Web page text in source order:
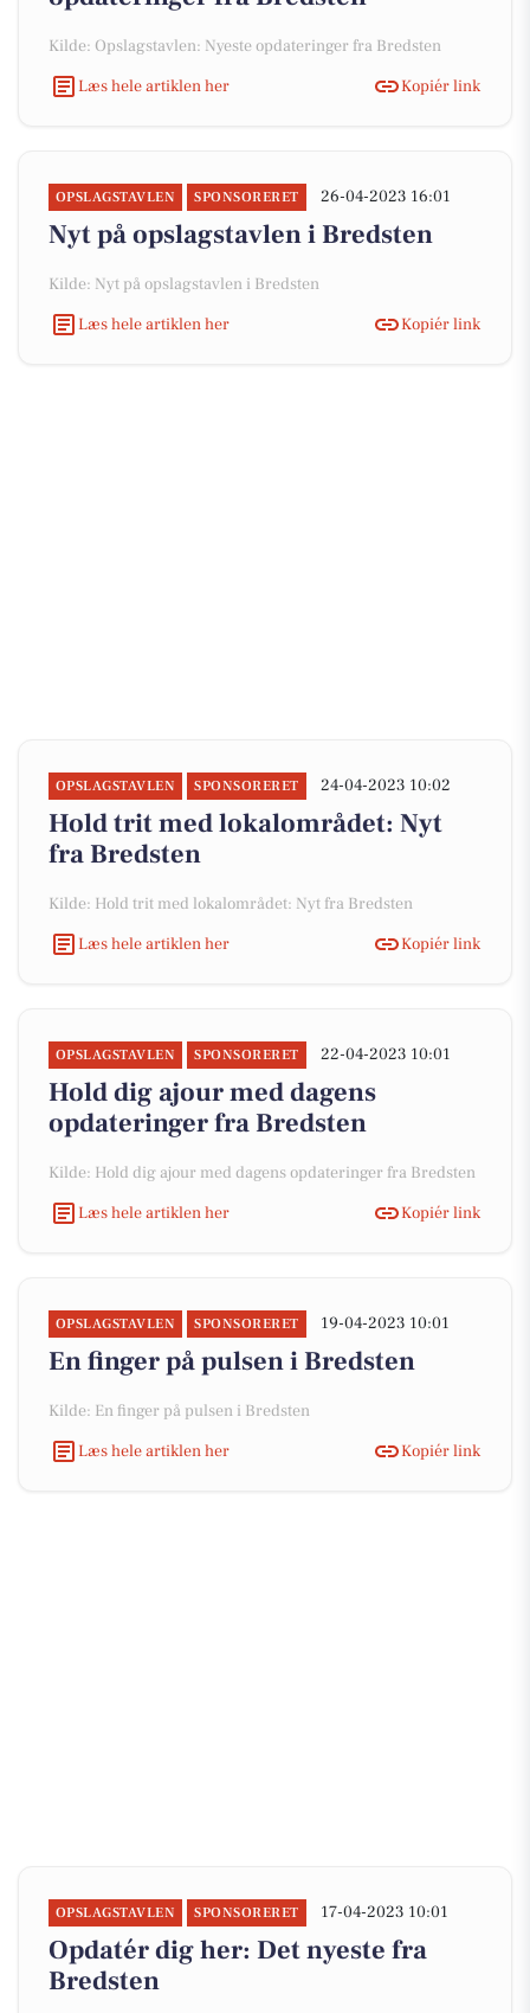
Kilde: Opslagstavlen: Nyeste opdateringer fra Bredsten
Læs hele artiklen her
Kopiér link
OPSLAGSTAVLEN SPONSORERET 26-04-2023 16:01
Nyt på opslagstavlen i Bredsten
Kilde: Nyt på opslagstavlen i Bredsten
Læs hele artiklen her
Kopiér link
OPSLAGSTAVLEN SPONSORERET 24-04-2023 10:02
Hold trit med lokalområdet: Nyt
fra Bredsten
Kilde: Hold trit med lokalområdet: Nyt fra Bredsten
Læs hele artiklen her
Kopiér link
OPSLAGSTAVLEN SPONSORERET 22-04-2023 10:01
Hold dig ajour med dagens
opdateringer fra Bredsten
Kilde: Hold dig ajour med dagens opdateringer fra Bredsten
Læs hele artiklen her
Kopiér link
OPSLAGSTAVLEN SPONSORERET 19-04-2023 10:01
En finger på pulsen i Bredsten
Kilde: En finger på pulsen i Bredsten
Læs hele artiklen her
Kopiér link
OPSLAGSTAVLEN SPONSORERET 17-04-2023 10:01
Opdatér dig her: Det nyeste fra
Bredsten